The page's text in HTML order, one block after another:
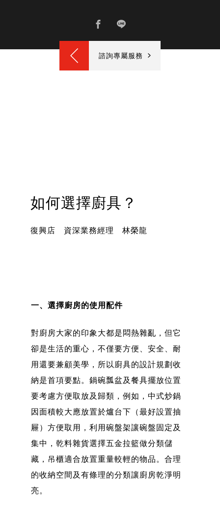
諮詢專屬服務
如何選擇廚具？
復興店 資深業務經理 林榮龍
一、選擇廚房的使用配件
對廚房大家的印象大都是悶熱雜亂，但它
卻是生活的重心，不僅要方便、安全、耐
用還要兼顧美學，所以廚具的設計規劃收
納是首項要點。鍋碗瓢盆及餐具擺放位置
要考慮方便取放及歸類，例如，中式炒鍋
因面積較大應放置於爐台下（最好設置抽
屜）方便取用，利用碗盤架讓碗盤固定及
集中，乾料雜貨選擇五金拉籃做分類儲
藏，吊櫃適合放置重量較輕的物品。合理
的收納空間及有條理的分類讓廚房乾淨明
亮。